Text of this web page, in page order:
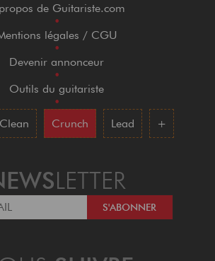
de Guitariste.com
•
légales / CGU
•
Devenir annonceur
•
Outils du guitariste
•
Clean Crunch Lead +
LETTER